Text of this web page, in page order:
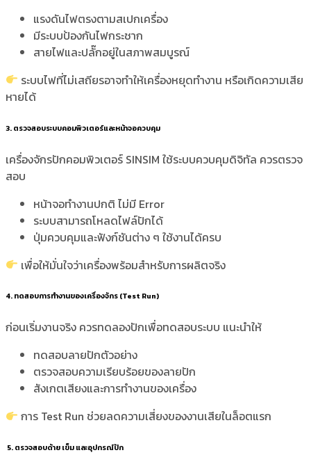
แรงดันไฟตรงตามสเปกเครื่อง
มีระบบป้องกันไฟกระชาก
สายไฟและปลั๊กอยู่ในสภาพสมบูรณ์
ระบบไฟที่ไม่เสถียรอาจทำให้เครื่องหยุดทำงาน หรือเกิดความเสีย
หายได้
3. ตรวจสอบระบบคอมพิวเตอร์และหน้าจอควบคุม
เครื่องจักรปักคอมพิวเตอร์ SINSIM ใช้ระบบควบคุมดิจิทัล ควรตรวจ
สอบ
หน้าจอทำงานปกติ ไม่มี Error
ระบบสามารถโหลดไฟล์ปักได้
ปุ่มควบคุมและฟังก์ชันต่าง ๆ ใช้งานได้ครบ
เพื่อให้มั่นใจว่าเครื่องพร้อมสำหรับการผลิตจริง
4. ทดสอบการทำงานของเครื่องจักร (Test Run)
ก่อนเริ่มงานจริง ควรทดลองปักเพื่อทดสอบระบบ แนะนำให้
ทดสอบลายปักตัวอย่าง
ตรวจสอบความเรียบร้อยของลายปัก
สังเกตเสียงและการทำงานของเครื่อง
การ Test Run ช่วยลดความเสี่ยงของงานเสียในล็อตแรก
5. ตรวจสอบด้าย เข็ม และอุปกรณ์ปัก